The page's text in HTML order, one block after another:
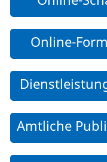
Online-
Amtliche